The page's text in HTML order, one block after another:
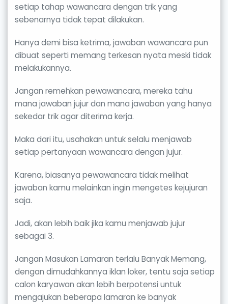
setiap tahap wawancara dengan trik yang
sebenarnya tidak tepat dilakukan.
Hanya demi bisa ketrima, jawaban wawancara pun
dibuat seperti memang terkesan nyata meski tidak
melakukannya.
Jangan remehkan pewawancara, mereka tahu
mana jawaban jujur dan mana jawaban yang hanya
sekedar trik agar diterima kerja.
Maka dari itu, usahakan untuk selalu menjawab
setiap pertanyaan wawancara dengan jujur.
Karena, biasanya pewawancara tidak melihat
jawaban kamu melainkan ingin mengetes kejujuran
saja.
Jadi, akan lebih baik jika kamu menjawab jujur
sebagai 3.
Jangan Masukan Lamaran terlalu Banyak Memang,
dengan dimudahkannya iklan loker, tentu saja setiap
calon karyawan akan lebih berpotensi untuk
mengajukan beberapa lamaran ke banyak